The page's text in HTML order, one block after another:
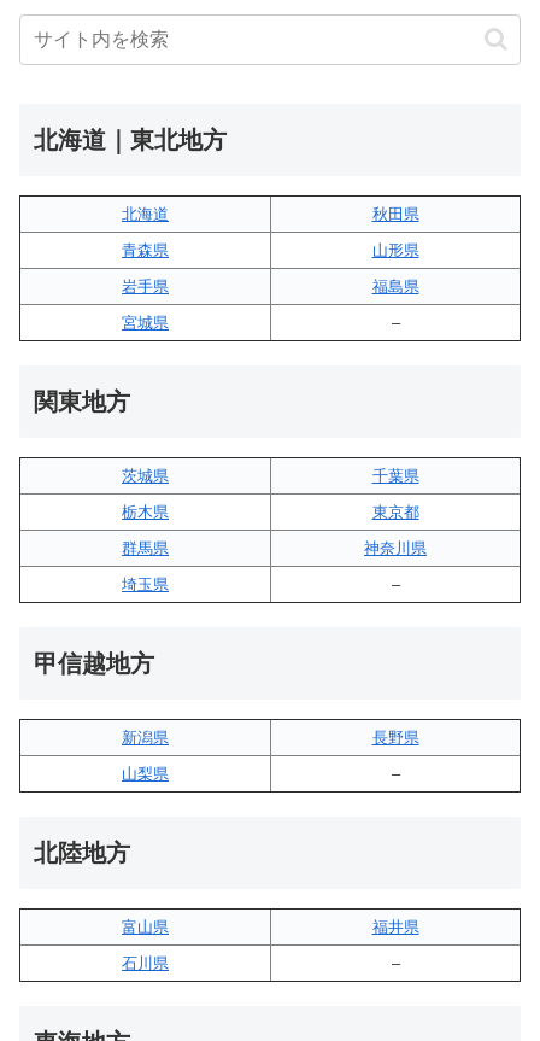
北海道｜東北地方
北海道
秋田県
青森県
山形県
岩手県
福島県
宮城県
–
関東地方
茨城県
千葉県
栃木県
東京都
群馬県
神奈川県
埼玉県
–
甲信越地方
新潟県
長野県
山梨県
–
北陸地方
富山県
福井県
石川県
–